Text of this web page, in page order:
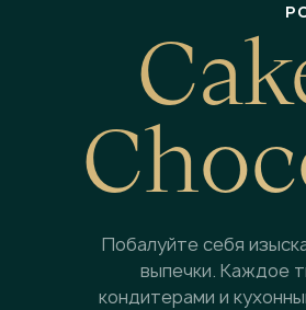
Cak
Choc
Побалуйте себя
выпечки. Каждое
кондитерами и